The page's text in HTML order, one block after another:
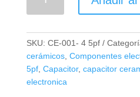
cantidad
SKU: CE-001- 4 5pf
cerámicos, Componentes
5pf, Capacitor, capacitor
electronica